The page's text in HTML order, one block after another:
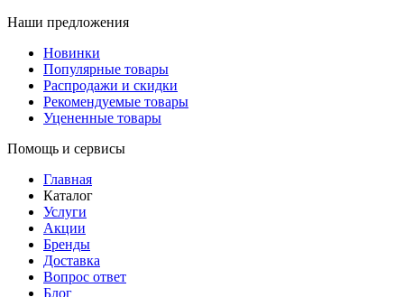
Наши предложения
Новинки
Популярные товары
Распродажи и скидки
Рекомендуемые товары
Уцененные товары
Помощь и сервисы
Главная
Каталог
Услуги
Акции
Бренды
Доставка
Вопрос ответ
Блог